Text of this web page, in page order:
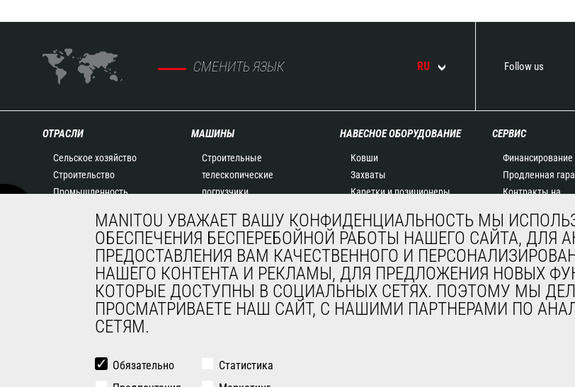
СМЕНИТЬ ЯЗЫК RU Follow us
ОТРАСЛИ
Сельское хозяйство
Строительство
Промышленность
Окружающая среда
Арендный бизнес
Горнодобывающая
промышленность
МАШИНЫ
Строительные
телескопические
погрузчики
телескопические
погрузчики
Телескопические
погрузчики с поворотной
башней
Сочлененные погрузчики
складирования
НАВЕСНОЕ ОБОРУДОВАНИЕ
Ковши
Захваты
Каретки и позиционеры
Краны-балки и краны
Платформы
Бункеры
Щетки и мойки
Лебедки
Навесное оборудование
СЕРВИС
Финансирование
Продленная
Контракты на
обслуживание
Запасные части
Система
мониторинга
Программное
обеспечение для
MANITOU УВАЖАЕТ ВАШУ КОНФИДЕНЦИАЛЬНОСТЬ МЫ
ОБЕСПЕЧЕНИЯ БЕСПЕРЕБОЙНОЙ РАБОТЫ НАШЕГО САЙТА, ДЛЯ
ПРЕДОСТАВЛЕНИЯ ВАМ КАЧЕСТВЕННОГО И
НАШЕГО КОНТЕНТА И РЕКЛАМЫ, ДЛЯ ПРЕДЛОЖЕНИЯ НОВЫХ
КОТОРЫЕ ДОСТУПНЫ В СОЦИАЛЬНЫХ СЕТЯХ. ПОЭТОМУ МЫ
ПРОСМАТРИВАЕТЕ НАШ САЙТ, С НАШИМИ ПАРТНЕРАМИ ПО
СЕТЯМ.
Обязательно
Статистика